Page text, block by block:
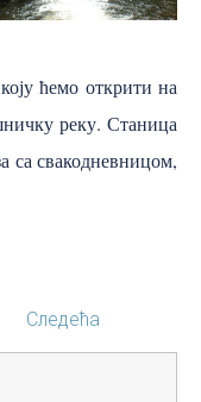
ћемо открити на
реку. Станица
са свакодневницом,
Следећа